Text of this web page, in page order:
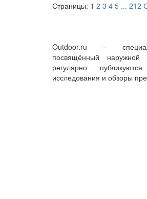
Страницы: 1 2 3 4 5 ... 212
Outdoor.ru –
посвящённый
регулярно
исследования и обзоры